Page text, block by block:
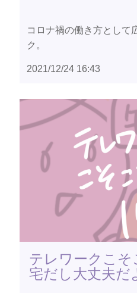
コロナ禍の働き方として
ク。
2021/12/24 16:43
テレワークこそ
宅だし大丈夫だ